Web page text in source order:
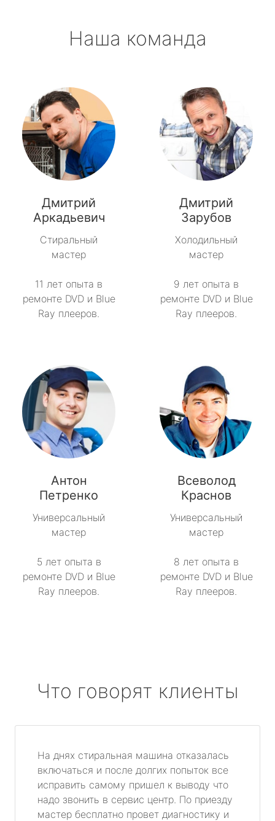
Наша команда
Дмитрий
Аркадьевич
Стиральный
мастер
11 лет опыта в
ремонте DVD и Blue
Ray плееров.
Дмитрий
Зарубов
Холодильный
мастер
9 лет опыта в
ремонте DVD и Blue
Ray плееров.
Антон
Петренко
Универсальный
мастер
5 лет опыта в
ремонте DVD и Blue
Ray плееров.
Всеволод
Краснов
Универсальный
мастер
8 лет опыта в
ремонте DVD и Blue
Ray плееров.
Что говорят клиенты
На днях стиральная машина отказалась
включаться и после долгих попыток все
исправить самому пришел к выводу что
надо звонить в сервис центр. По приезду
мастер бесплатно провет диагностику и